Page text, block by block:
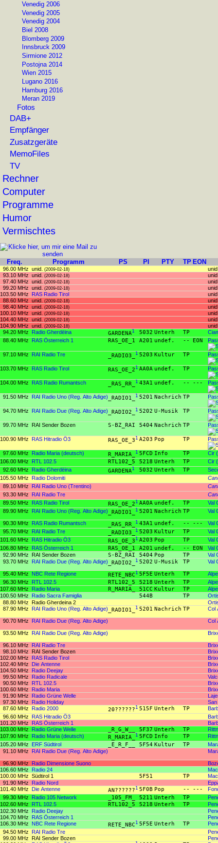
Venedig 2006
Venedig 2005
Venedig 2004
Biel 2008
Blomberg 2009
Innsbruck 2009
Sirmione 2012
Postojna 2014
Wien 2015
Lugano 2016
Hamburg 2016
Meran 2019
Fotos
DAB+
Empfänger
Zusatzgeräte
MemoFiles
TV
Rechner
Computer
Programme
Humor
Vermischtes
Freq. Programm PS PI PTY TP EON
96.00 MHz unid. (2009-02-18)
93.10 MHz unid. (2009-02-18)
97.40 MHz unid. (2009-02-18)
99.20 MHz unid. (2009-02-18)
103.50 MHz RAS Radio Tirol
88.60 MHz unid. (2009-02-18)
98.40 MHz unid. (2009-02-18)
100.10 MHz unid. (2009-02-18)
104.40 MHz unid. (2009-02-18)
104.90 MHz unid. (2009-02-18)
94.20 MHz Radio Gherdëina GARDENA1 5032 Unterh TP
88.40 MHz RAS Österreich 1 RAS_OE_1 A201 undef. -- EON
97.10 MHz RAI Radio Tre _RADIO3_ 1 5203 Kultur TP
103.70 MHz RAS Radio Tirol RAS_OE_2 1 AA0A undef. TP
104.00 MHz RAS Radio Rumantsch _RAS_RR_ 1 43A1 undef. -- ---
91.50 MHz RAI Radio Uno (Reg. Alto Adige) _RADIO1_ 1 5201 Nachrich TP
94.70 MHz RAI Radio Due (Reg. Alto Adige) _RADIO2_ 1 5202 U-Musik TP
99.70 MHz RAI Sender Bozen S-BZ_RAI 5404 Nachrich TP
100.90 MHz RAS Hitradio Ö3 RAS_OE_3 1 A203 Pop TP
97.60 MHz Radio Maria (deutsch) R_MARIA_ 1 5FCD Info TP
Cir
106.00 MHz RTL 102.5 RTL102_5 5218 Unterh TP
Cir
92.60 MHz Radio Gherdëina GARDENA1 5032 Unterh TP
105.50 MHz Radio Dolomiti
89.10 MHz RAI Radio Uno (Trentino)
93.30 MHz RAI Radio Tre
89.50 MHz RAS Radio Tirol RAS_OE_2 1 AA0A undef. TP
Val
89.90 MHz RAI Radio Uno (Reg. Alto Adige) _RADIO1_ 1 5201 Nachrich TP Val
90.30 MHz RAS Radio Rumantsch _RAS_RR_ 1 43A1 undef. -- ---
Val
95.70 MHz RAI Radio Tre _RADIO3_ 1 5203 Kultur TP
Val
101.60 MHz RAS Hitradio Ö3 RAS_OE_3 1 A203 Pop TP
Val
106.80 MHz RAS Österreich 1 RAS_OE_1 A201 undef. -- EON
Val
92.90 MHz RAI Sender Bozen S-BZ_RAI 5404 Pop TP
Val
93.70 MHz RAI Radio Due (Reg. Alto Adige) _RADIO2_ 1 5202 U-Musik TP Val
95.40 MHz NBC Rete Regione RETE_NBC 1 5F5E Unterh TP
96.30 MHz RTL 102.5 RTL102_5 5218 Unterh TP
107.60 MHz Radio Maria R_MARIA_ 51CC Kultur TP
100.50 MHz Radio Sacra Famiglia 544B TP
88.80 MHz Radio Gherdeina 2
87.90 MHz RAI Radio Uno (Reg. Alto Adige) _RADIO1_ 1 5201 Nachrich TP Col
90.70 MHz RAI Radio Due (Reg. Alto Adige) Col
93.50 MHz RAI Radio Due (Reg. Alto Adige)
96.10 MHz RAI Radio Tre
98.10 MHz RAI Sender Bozen
102.00 MHz RAS Radio Tirol
102.40 MHz Die Antenne
104.50 MHz Radio Deejay
99.50 MHz Radio Radicale
90.50 MHz RTL 102.5
100.60 MHz Radio Maria
91.90 MHz Radio Grüne Welle
97.30 MHz Radio Holiday
87.60 MHz Radio 2000 20?????? 1 515F Unterh TP
96.60 MHz RAS Hitradio Ö3
101.20 MHz RAS Österreich 1
103.00 MHz Radio Grüne Welle _R_G_W__ 5F37 Unterh TP
107.90 MHz Radio Maria (deutsch) R_MARIA_ 1 5FCD Info TP
105.20 MHz ERF Südtirol _E_R_F__ 5F54 Kultur TP
91.10 MHz RAI Radio Due (Reg. Alto Adige)
96.90 MHz Radio Dimensione Suono
106.60 MHz Radio 24
100.00 MHz Südtirol 1 5F51 TP
91.90 MHz Radio Nord
101.40 MHz Die Antenne AN?????? 1 5F0B Pop -- ---
99.30 MHz Radio 105 Network _105_FM_ 5211 Unterh TP
102.60 MHz RTL 102.5 RTL102_5 5218 Unterh TP
102.30 MHz Radio Deejay
104.70 MHz RAS Österreich 1
106.30 MHz NBC Rete Regione RETE_NBC 1 5F5E Unterh TP
94.50 MHz RAI Radio Tre
99.00 MHz RAI Sender Bozen